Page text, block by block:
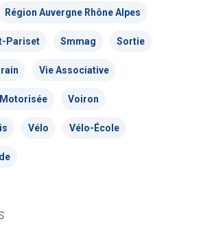
Région Auvergne Rhône Alpes
Pariset Smmag Sortie
Vie Associative
Voiron
Vélo Vélo-École